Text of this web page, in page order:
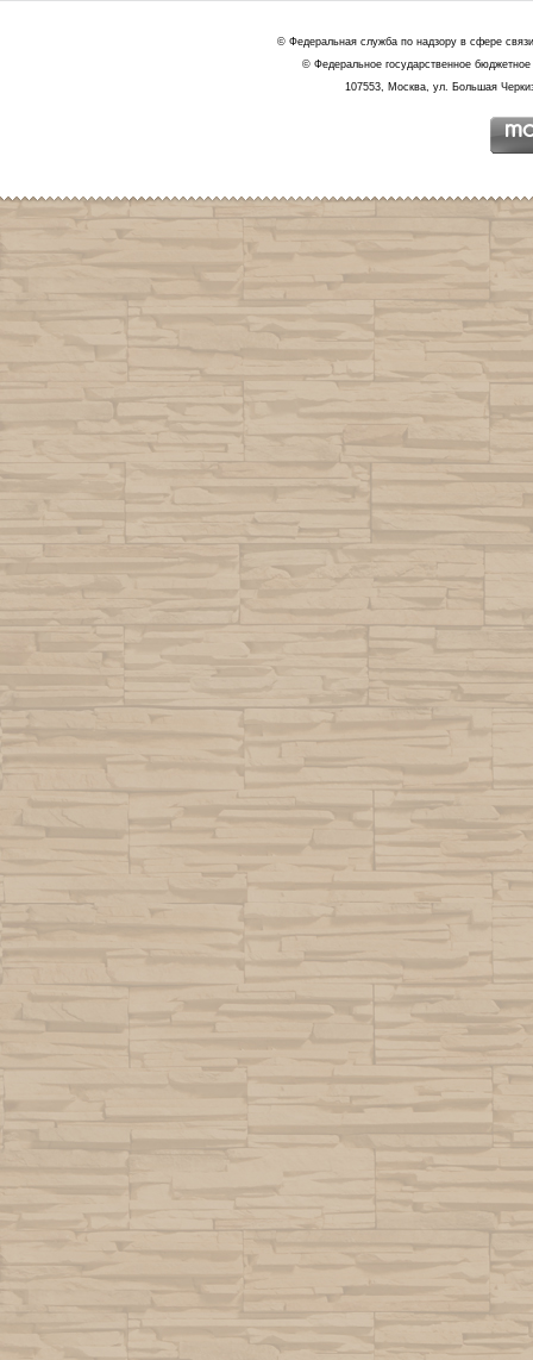
© Федеральная служба по надзору в сфере
© Федеральное государственное
107553, Москва, ул. Большая